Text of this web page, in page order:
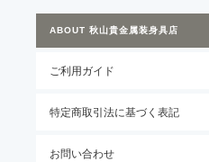
ABOUT 秋山貴金属装身具店
ご利用ガイド
特定商取引法に基づく表記
お問い合わせ